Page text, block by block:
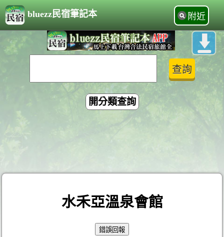
bluezz民宿筆記本 附近
開分類查詢
水禾亞溫泉會館